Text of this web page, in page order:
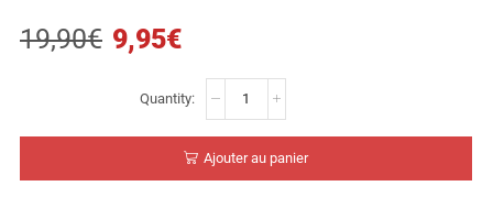
19,90€ 9,95€
Ajouter au panier